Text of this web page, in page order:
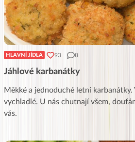
HLAVNÍ JÍDLA 93 8
Jáhlové karbanátky
Měkké a jednoduché letní
vychladlé. U nás chutnají všem,
vás.